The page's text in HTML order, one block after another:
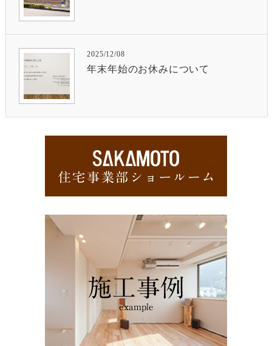
2025/12/08
年末年始のお休みについて